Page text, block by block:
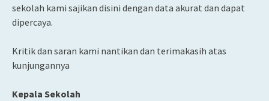
sekolah kami sajikan disini dengan data akurat dan dapat
dipercaya.
Kritik dan saran kami nantikan dan terimakasih atas
kunjungannya
Kepala Sekolah